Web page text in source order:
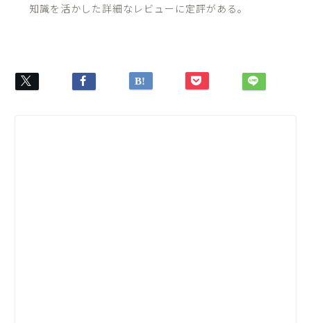
知識を活かした詳細なレビューに定評がある。